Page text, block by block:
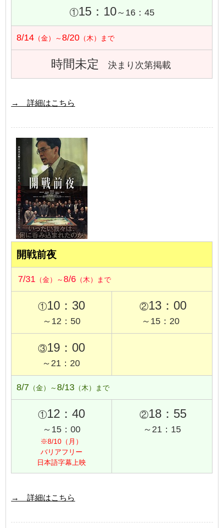
①15：10～16：45
8/14 （金）～8/20 （木）まで
時間未定 決まり次第掲載
→ 詳細はこちら
開戦前夜
7/31 （金）～8/6 （木）まで
①10：30
～12：50
②13：00
～15：20
③19：00
～21：20
8/7 （金）～8/13 （木）まで
①12：40
～15：00
※8/10（月）
バリアフリー
日本語字幕上映
②18：55
～21：15
→ 詳細はこちら